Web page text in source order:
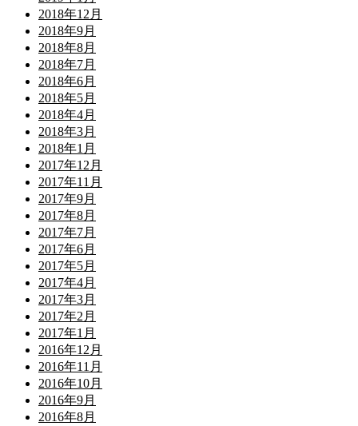
2018年12月
2018年9月
2018年8月
2018年7月
2018年6月
2018年5月
2018年4月
2018年3月
2018年1月
2017年12月
2017年11月
2017年9月
2017年8月
2017年7月
2017年6月
2017年5月
2017年4月
2017年3月
2017年2月
2017年1月
2016年12月
2016年11月
2016年10月
2016年9月
2016年8月